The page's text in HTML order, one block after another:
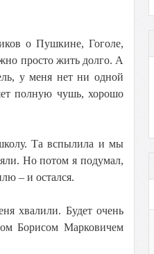
о Пушкине, Гоголе,
просто жить долго. А
у меня нет ни одной
полную чушь, хорошо
Та вспылила и мы
Но потом я подумал,
– и остался.
хвалили. Будет очень
Борисом Марковичем